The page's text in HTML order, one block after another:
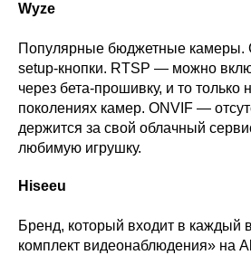
Wyze
Популярные бюджетные
setup-кнопки. RTSP — можно
через бета-прошивку, и то только
поколениях камер. ONVIF —
держится за свой облачный
любимую игрушку.
Hiseeu
Бренд, который входит в каждый
комплект видеонаблюдения» на